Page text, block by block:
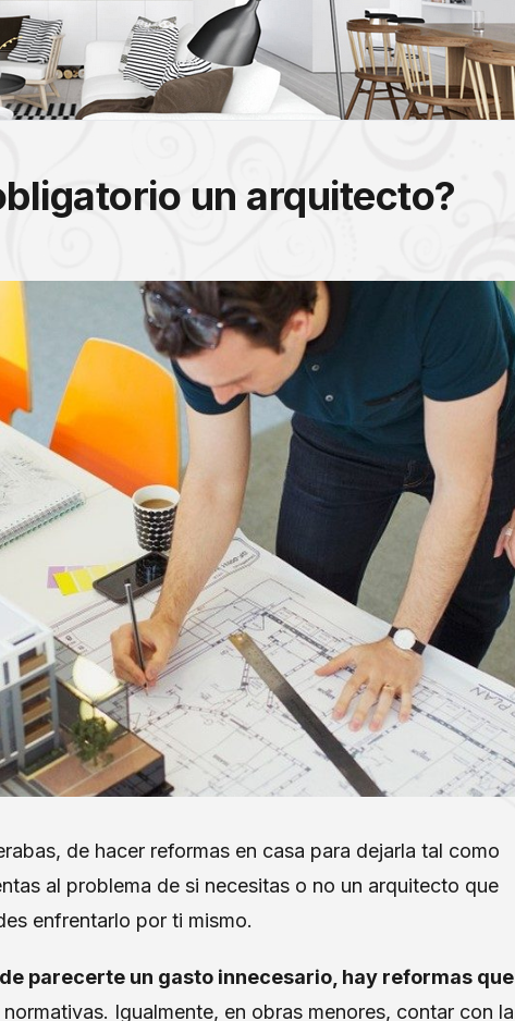
un arquitecto?
de hacer reformas en casa para dejarla tal como
al problema de si necesitas o no un arquitecto que
enfrentarlo por ti mismo.
parecerte un gasto innecesario, hay reformas que
Igualmente, en obras menores, contar con la